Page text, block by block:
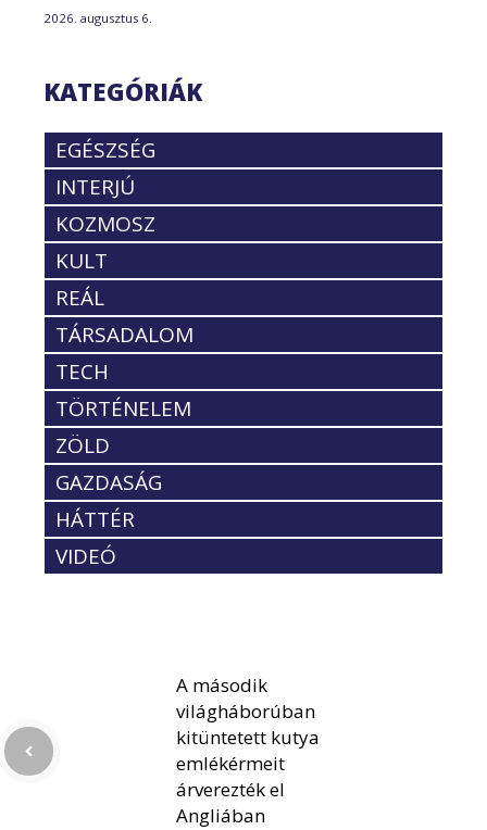
2026. augusztus 6.
KATEGÓRIÁK
EGÉSZSÉG
INTERJÚ
KOZMOSZ
KULT
REÁL
TÁRSADALOM
TECH
TÖRTÉNELEM
ZÖLD
GAZDASÁG
HÁTTÉR
VIDEÓ
A második
világháborúban
kitüntetett kutya
emlékérmeit
árverezték el
Angliában